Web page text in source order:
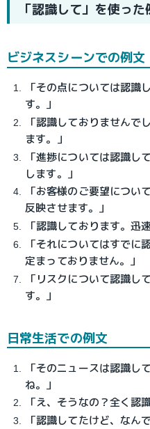
「認識して」を使った
ビジネスシーンでの例文
「その点については認識
す。」
「認識しておりませんで
ます。」
「進捗については認識し
します。」
「お客様のご要望につい
反映させます。」
「認識しております。迅
「それについてはすでに
定まっておりません。」
「リスクについて認識し
す。」
日常生活での例文
「そのニュースは認識し
ね。」
「え、そうなの？全く認
「認識してたけど、なん